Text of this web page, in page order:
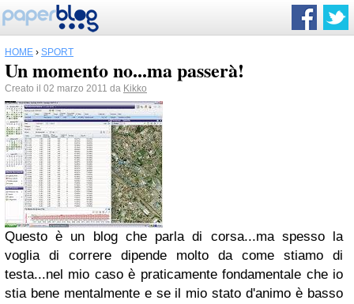
HOME › SPORT
Un momento no...ma passerà!
Creato il 02 marzo 2011 da Kikko
Questo è un blog che parla di corsa...ma spesso la
voglia di correre dipende molto da come stiamo di
testa...nel mio caso è praticamente fondamentale che io
stia bene mentalmente e se il mio stato d'animo è basso